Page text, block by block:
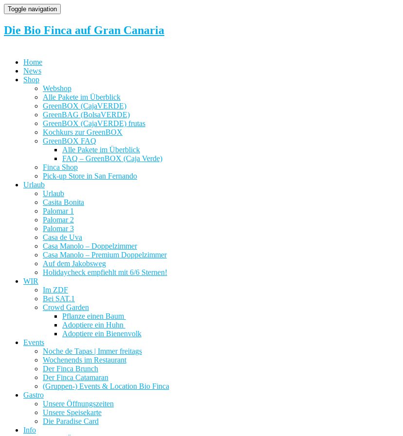
Toggle navigation
Die Bio Finca auf Gran Canaria
Home
News
Shop
Webshop
Alle Pakete im Überblick
GreenBOX (CajaVERDE)
GreenBAG (BolsaVERDE)
GreenBOX (CajaVERDE) frutas
Kochkurs zur GreenBOX
GreenBOX FAQ
Alle Pakete im Überblick
FAQ – GreenBOX (Caja Verde)
Finca Shop
Pick-up Store in San Fernando
Urlaub
Urlaub
Casita Bonita
Palomar 1
Palomar 2
Palomar 3
Casa de Uva
Casa Manolo – Doppelzimmer
Casa Manolo – Premium Doppelzimmer
Auf dem Jakobsweg
Holidaycheck empfiehlt mit 6/6 Sternen!
WIR
Im ZDF
Bei SAT.1
Crowd Garden
Pflanze einen Baum
Adoptiere ein Huhn
Adoptiere ein Bienenvolk
Events
Noche de Tapas | Immer freitags
Wochenends im Restaurant
Der Finca Brunch
Der Finca Catamaran
(Gruppen-) Events & Location Bio Finca
Gastro
Unsere Öffnungszeiten
Unsere Speisekarte
Die Paradise Card
Info